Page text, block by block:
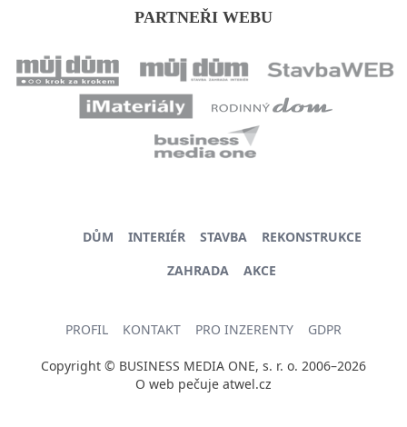
PARTNEŘI WEBU
DŮM INTERIÉR STAVBA
REKONSTRUKCE
ZAHRADA
AKCE
PROFIL KONTAKT PRO INZERENTY GDPR
Copyright © BUSINESS MEDIA ONE, s. r. o. 2006–2026